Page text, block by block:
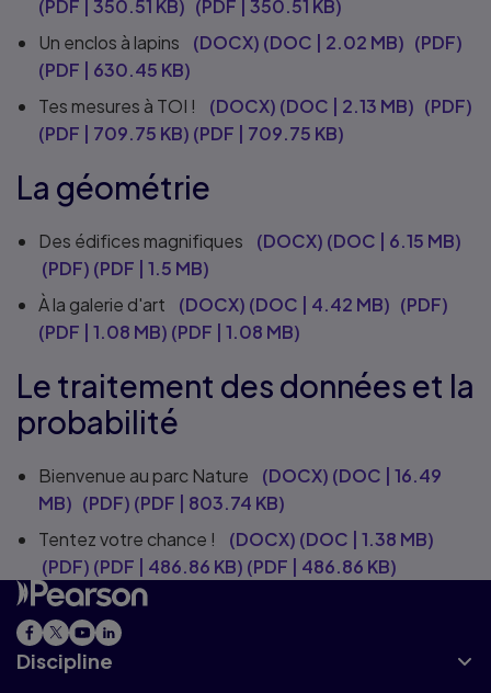
(PDF 350.51 KB) (PDF 350.51 KB)
Un enclos à lapins (DOCX) (DOC 2.02 MB) (PDF)
(PDF 630.45 KB)
Tes mesures à TOI ! (DOCX) (DOC 2.13 MB) (PDF)
(PDF 709.75 KB) (PDF 709.75 KB)
La géométrie
Des édifices magnifiques (DOCX) (DOC 6.15 MB)
(PDF) (PDF 1.5 MB)
À la galerie d'art (DOCX) (DOC 4.42 MB) (PDF)
(PDF 1.08 MB) (PDF 1.08 MB)
Le traitement des données et la
probabilité
Bienvenue au parc Nature (DOCX) (DOC
16.49
MB) (PDF) (PDF 803.74 KB)
Tentez votre chance ! (DOCX) (DOC 1.38 MB)
(PDF) (PDF 486.86 KB) (PDF 486.86 KB)
Discipline